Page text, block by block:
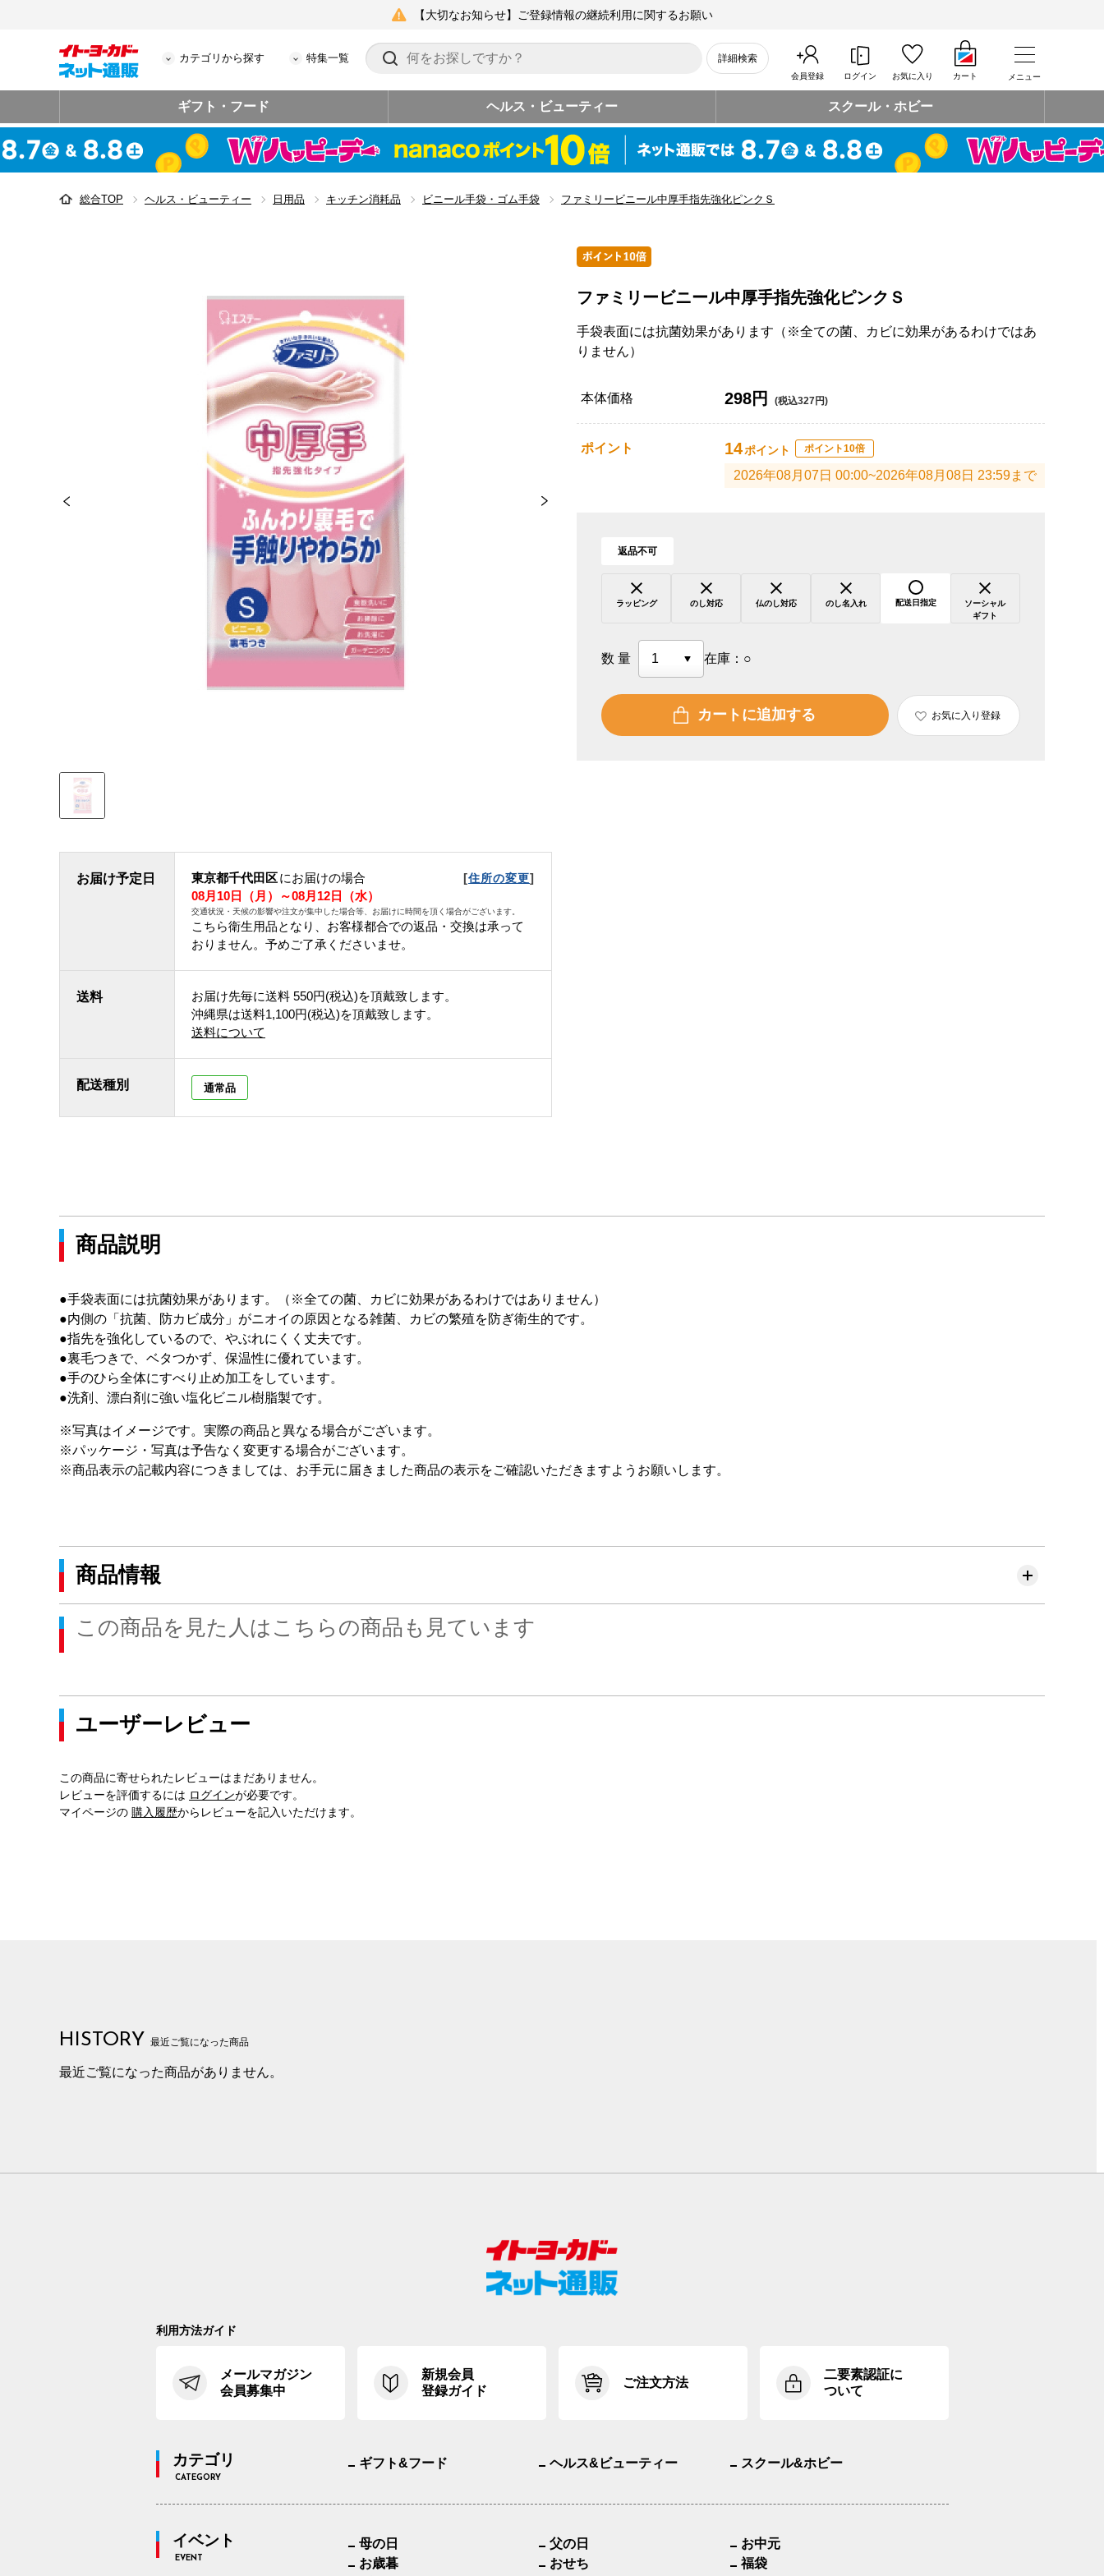
【大切なお知らせ】ご登録情報の継続利用に関するお願い
カテゴリから探す 特集一覧 詳細検索
会員登録 ログイン お気に入り カート メニュー
ギフト・フード ヘルス・ビューティー スクール・ホビー
総合TOP ヘルス・ビューティー 日用品 キッチン消耗品 ビニール手袋・ゴム手袋 ファミリービニール中厚手指先強化ピンクＳ
お届け予定日 東京都千代田区にお届けの場合 [住所の変更]
08月10日（月）～08月12日（水）
交通状況・天候の影響や注文が集中した場合等、お届けに時間を頂く場合がございます。
こちら衛生用品となり、お客様都合での返品・交換は承って
おりません。予めご了承くださいませ。
送料 お届け先毎に送料 550円(税込)を頂戴致します。
沖縄県は送料1,100円(税込)を頂戴致します。
送料について
配送種別 通常品
ファミリービニール中厚手指先強化ピンクＳ
手袋表面には抗菌効果があります（※全ての菌、カビに効果があるわけではあ
りません）
本体価格 298円 (税込327円)
ポイント 14ポイント ポイント10倍
2026年08月07日 00:00~2026年08月08日 23:59まで
返品不可
ラッピング のし対応 仏のし対応 のし名入れ 配送日指定
ソーシャル
ギフト
数量 在庫： ○
カートに追加する お気に入り登録
商品説明
●手袋表面には抗菌効果があります。（※全ての菌、カビに効果があるわけではありません）
●内側の「抗菌、防カビ成分」がニオイの原因となる雑菌、カビの繁殖を防ぎ衛生的です。
●指先を強化しているので、やぶれにくく丈夫です。
●裏毛つきで、ベタつかず、保温性に優れています。
●手のひら全体にすべり止め加工をしています。
●洗剤、漂白剤に強い塩化ビニル樹脂製です。
※写真はイメージです。実際の商品と異なる場合がございます。
※パッケージ・写真は予告なく変更する場合がございます。
※商品表示の記載内容につきましては、お手元に届きました商品の表示をご確認いただきますようお願いします。
商品情報
この商品を見た人はこちらの商品も見ています
ユーザーレビュー
この商品に寄せられたレビューはまだありません。
レビューを評価するには ログインが必要です。
マイページの 購入履歴からレビューを記入いただけます。
HISTORY 最近ご覧になった商品
最近ご覧になった商品がありません。
利用方法ガイド
メールマガジン
会員募集中
新規会員
登録ガイド
ご注文方法
二要素認証に
ついて
カテゴリ
CATEGORY
ギフト&フード ヘルス&ビューティー スクール&ホビー
イベント
EVENT
母の日 父の日
お中元
お歳暮
おせち 福袋